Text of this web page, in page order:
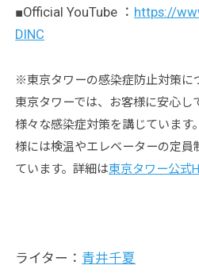
■Official YouTube ： https://
DINC
※東京タワーの感染症防止対策に
東京タワーでは、お客様に安心し
様々な感染症対策を講じています
様には検温やエレベーターの定員
ています。詳細は東京タワー公式
ライター： 青井千夏